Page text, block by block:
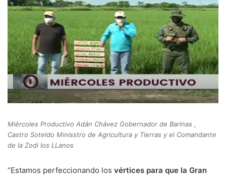
Miércoles Productivo Adán Chávez Gobernador de Barinas ,
Castro Soteldo Minisstro de Agricultura y Tierras y el Comandante
de la Zodi los LLanos
“Estamos perfeccionando los vértices para que la Gran